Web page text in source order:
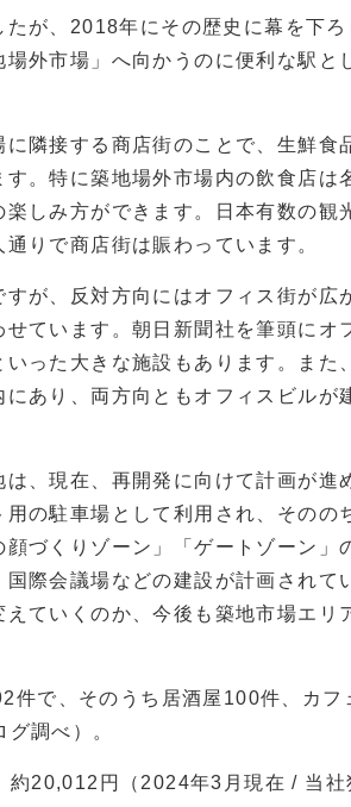
が、2018年にその歴史に幕を下ろ
外市場」へ向かうのに便利な駅と
隣接する商店街のことで、生鮮食
。特に築地場外市場内の飲食店は
しみ方ができます。日本有数の観
りで商店街は賑わっています。
が、反対方向にはオフィス街が広
ています。朝日新聞社を筆頭にオ
った大きな施設もあります。また
あり、両方向ともオフィスビルが
、現在、再開発に向けて計画が進
の駐車場として利用され、そのの
づくりゾーン」「ゲートゾーン」
際会議場などの建設が計画されて
ていくのか、今後も築地市場エリ
件で、そのうち居酒屋100件、カフ
調べ）。
20,012円（2024年3月現在 / 当社